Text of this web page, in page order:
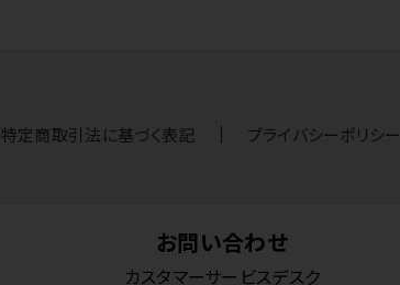
特定商取引法に基づく表記 プライバシーポリシー
お問い合わせ
カスタマーサービスデスク